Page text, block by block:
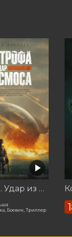
Катастрофа. Удар из космоса
Боевик, Триллер